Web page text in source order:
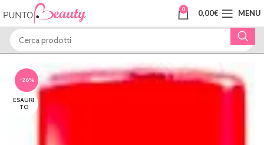
0 0,00€ MENU
-26%
ESAURI
TO